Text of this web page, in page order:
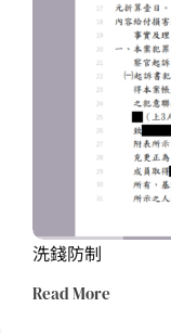
洗錢防制
Read More